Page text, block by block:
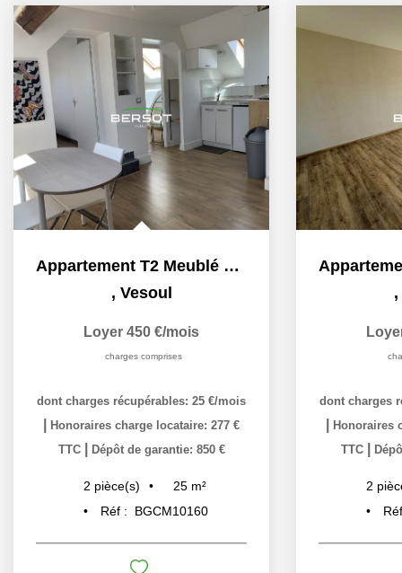
Appartement T2 Meublé au centre ville de Vesoul
, Vesoul
Loyer 450 €/mois
charges comprises
dont charges récupérables: 25 €/mois
Honoraires charge locataire: 277 €
TTC
Dépôt de garantie: 850 €
2 pièce(s) 25 m²
Réf :
BGCM10160
,
dont charges
Honoraires
TTC
2